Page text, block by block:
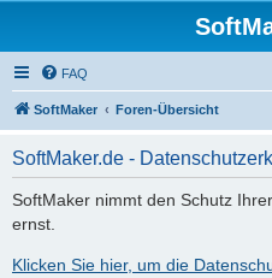
FAQ
SoftMaker Foren-Übersicht
SoftMaker.de -
SoftMaker nimmt den Schutz
ernst.
Klicken Sie hier, um die